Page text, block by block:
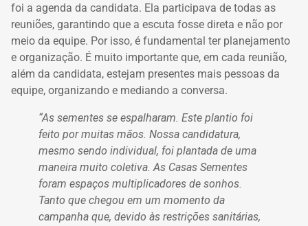
foi a agenda da candidata. Ela participava de todas as
reuniões, garantindo que a escuta fosse direta e não por
meio da equipe. Por isso, é fundamental ter planejamento
e organização. É muito importante que, em cada reunião,
além da candidata, estejam presentes mais pessoas da
equipe, organizando e mediando a conversa.
“As sementes se espalharam. Este plantio foi
feito por muitas mãos. Nossa candidatura,
mesmo sendo individual, foi plantada de uma
maneira muito coletiva. As Casas Sementes
foram espaços multiplicadores de sonhos.
Tanto que chegou em um momento da
campanha que, devido às restrições sanitárias,